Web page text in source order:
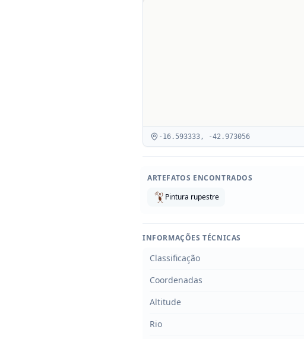
-16.593333, -42.973056
ARTEFATOS ENCONTRADOS
Pintura rupestre
INFORMAÇÕES TÉCNICAS
Classificação
Coordenadas
Altitude
Rio